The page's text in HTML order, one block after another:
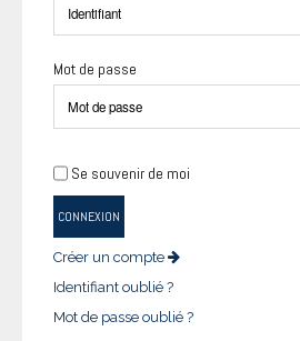
Mot de passe
Se souvenir de moi
CONNEXION
Créer un compte
Identifiant oublié ?
Mot de passe oublié ?